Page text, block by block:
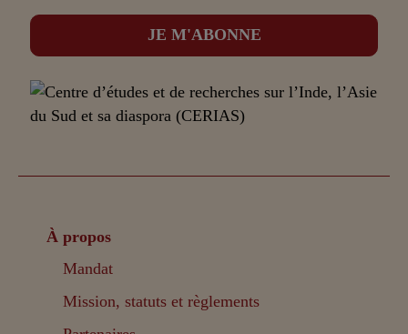
À propos
Mandat
Mission, statuts et règlements